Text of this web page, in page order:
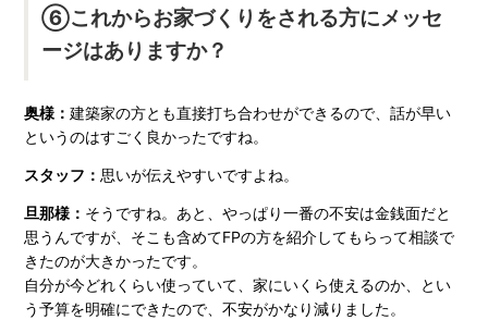
⑥これからお家づくりをされる方にメッセ
ージはありますか？
奥様： 建築家の方とも直接打ち合わせができるので、話が早い
というのはすごく良かったですね。
スタッフ： 思いが伝えやすいですよね。
旦那様： そうですね。あと、やっぱり一番の不安は金銭面だと
思うんですが、そこも含めてFPの方を紹介してもらって相談で
きたのが大きかったです。
自分が今どれくらい使っていて、家にいくら使えるのか、とい
う予算を明確にできたので、不安がかなり減りました。